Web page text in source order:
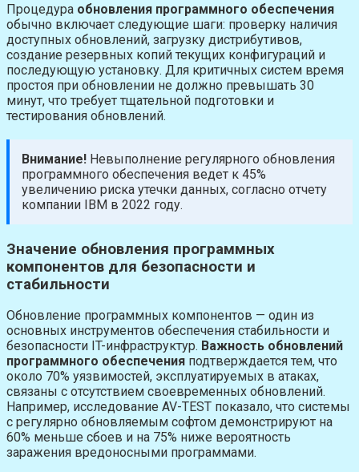
Процедура обновления программного обеспечения
обычно включает следующие шаги: проверку наличия
доступных обновлений, загрузку дистрибутивов,
создание резервных копий текущих конфигураций и
последующую установку. Для критичных систем время
простоя при обновлении не должно превышать 30
минут, что требует тщательной подготовки и
тестирования обновлений.
Внимание! Невыполнение регулярного обновления
программного обеспечения ведет к 45%
увеличению риска утечки данных, согласно отчету
компании IBM в 2022 году.
Значение обновления программных
компонентов для безопасности и
стабильности
Обновление программных компонентов — один из
основных инструментов обеспечения стабильности и
безопасности IT-инфраструктур. Важность обновлений
программного обеспечения подтверждается тем, что
около 70% уязвимостей, эксплуатируемых в атаках,
связаны с отсутствием своевременных обновлений.
Например, исследование AV-TEST показало, что системы
с регулярно обновляемым софтом демонстрируют на
60% меньше сбоев и на 75% ниже вероятность
заражения вредоносными программами.